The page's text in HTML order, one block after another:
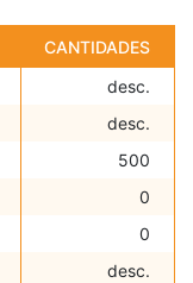
CANTIDADES
desc.
desc.
500
0
0
desc.